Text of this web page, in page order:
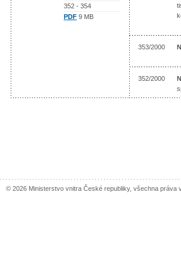
352 - 354
PDF 9 MB
353/2000
352/2000
© 2026 Ministerstvo vnitra České republiky, všechna práva